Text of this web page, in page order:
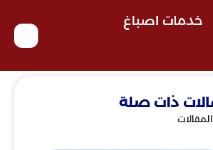
خدمات اصباغ
ذات صلة